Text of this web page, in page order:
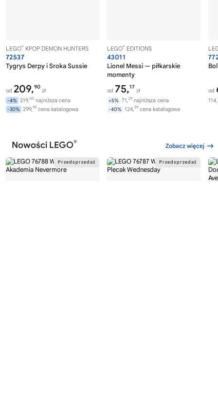
LEGO® KPOP DEMON HUNTERS
72537
Tygrys Derpy i Sroka Sussie
od 209,90
zł
-4% 219,00 najniższa cena
-30% 299,99 cena katalogowa
LEGO® EDITIONS
43011
Lionel Messi — piłkarskie
momenty
od 75,17
zł
+5% 71,29 najniższa cena
-40% 124,99 cena katalogowa
od
114,
Nowości LEGO® Zobacz więcej